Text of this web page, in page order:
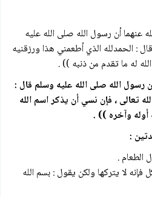
عنهما أن رسول الله صلى الله عليه
: الحمدلله الذي أطعمني هذا ورزقنيه
له ما تقدم من ذنبه )) .
الله صلى الله عليه وسلم قال :
تعالى ، فإن نسي أن يذكر اسم الله
أوله وآخره )) .
:
الطعام .
فإنه لا يتركها ولكن يقول : بسم الله